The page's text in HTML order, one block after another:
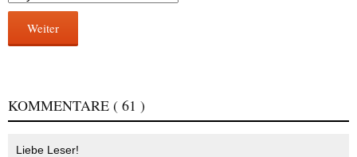
Weiter
KOMMENTARE ( 61 )
Liebe Leser!